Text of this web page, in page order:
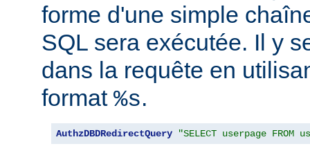
forme d'une simple
SQL sera exécutée. Il y
dans la requête en
format %s.
AuthzDBDRedirectQuery "SELECT userpage FROM